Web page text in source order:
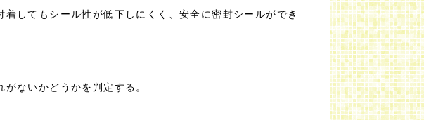
してもシール性が低下しにくく、安全に密封シールができ
ないかどうかを判定する。